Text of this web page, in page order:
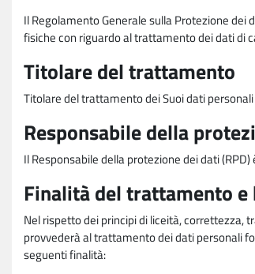
Il Regolamento Generale sulla Protezione dei
fisiche con riguardo al trattamento dei dati di
Titolare del trattamento
Titolare del trattamento dei Suoi dati
Responsabile della
Il Responsabile della protezione dei dati
Finalità del trattamento
Nel rispetto dei principi di liceità, correttezza,
provvederà al trattamento dei dati personali
seguenti finalità: